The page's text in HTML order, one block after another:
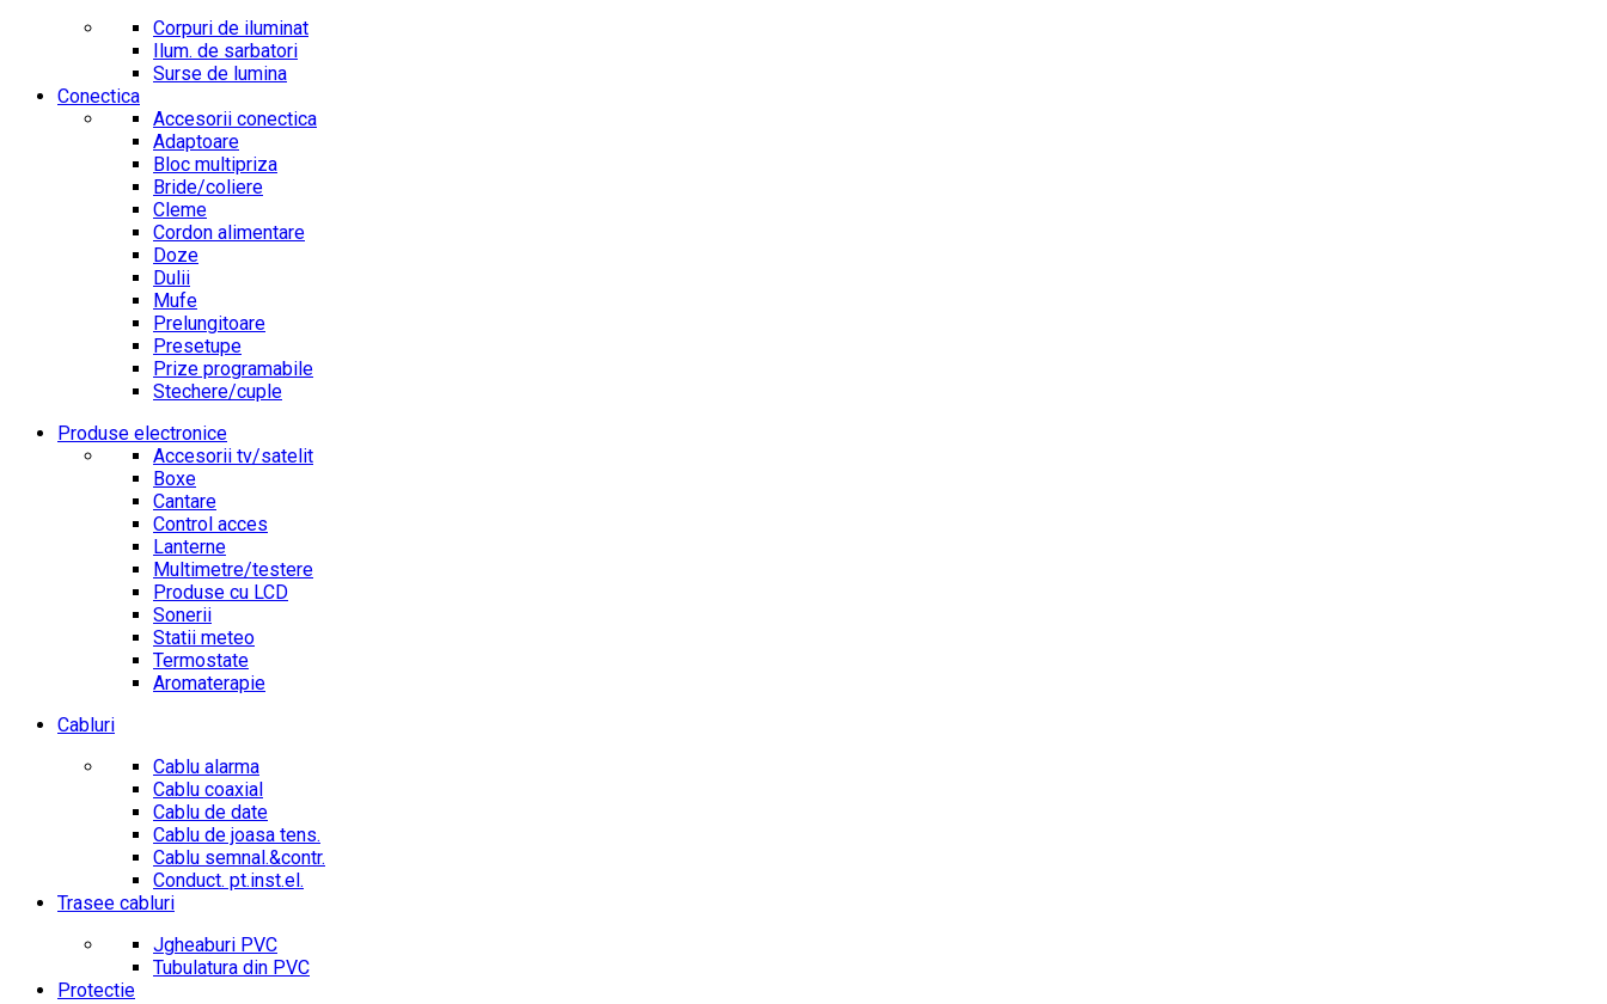
Corpuri de iluminat
Ilum. de sarbatori
Surse de lumina
Conectica
Accesorii conectica
Adaptoare
Bloc multipriza
Bride/coliere
Cleme
Cordon alimentare
Doze
Dulii
Mufe
Prelungitoare
Presetupe
Prize programabile
Stechere/cuple
Produse electronice
Accesorii tv/satelit
Boxe
Cantare
Control acces
Lanterne
Multimetre/testere
Produse cu LCD
Sonerii
Statii meteo
Termostate
Aromaterapie
Cabluri
Cablu alarma
Cablu coaxial
Cablu de date
Cablu de joasa tens.
Cablu semnal.&contr.
Conduct. pt.inst.el.
Trasee cabluri
Jgheaburi PVC
Tubulatura din PVC
Protectie